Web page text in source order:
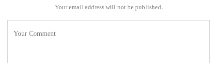
Your email address will not be published.